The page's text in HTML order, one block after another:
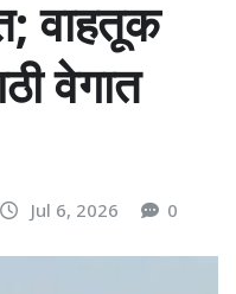
वाहतूक
वेगात
Jul 6, 2026 0